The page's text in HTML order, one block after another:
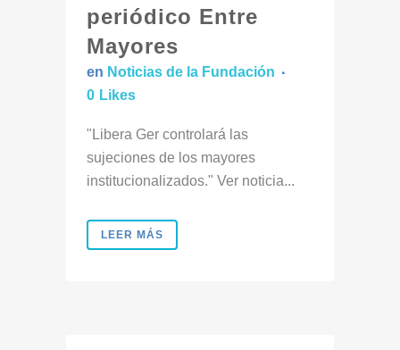
periódico Entre
Mayores
en Noticias de la Fundación
0 Likes
"Libera Ger controlará las
sujeciones de los mayores
institucionalizados." Ver noticia...
LEER MÁS